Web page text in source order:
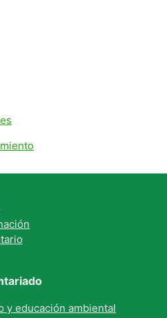
y educación ambiental